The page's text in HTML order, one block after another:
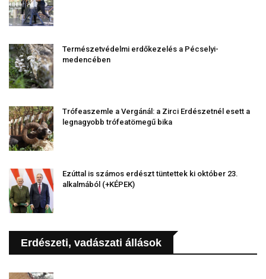
Természetvédelmi erdőkezelés a Pécselyi-
medencében
Trófeaszemle a Vergánál: a Zirci Erdészetnél esett a
legnagyobb trófeatömegű bika
Ezúttal is számos erdészt tüntettek ki október 23.
alkalmából (+KÉPEK)
Erdészeti, vadászati állások